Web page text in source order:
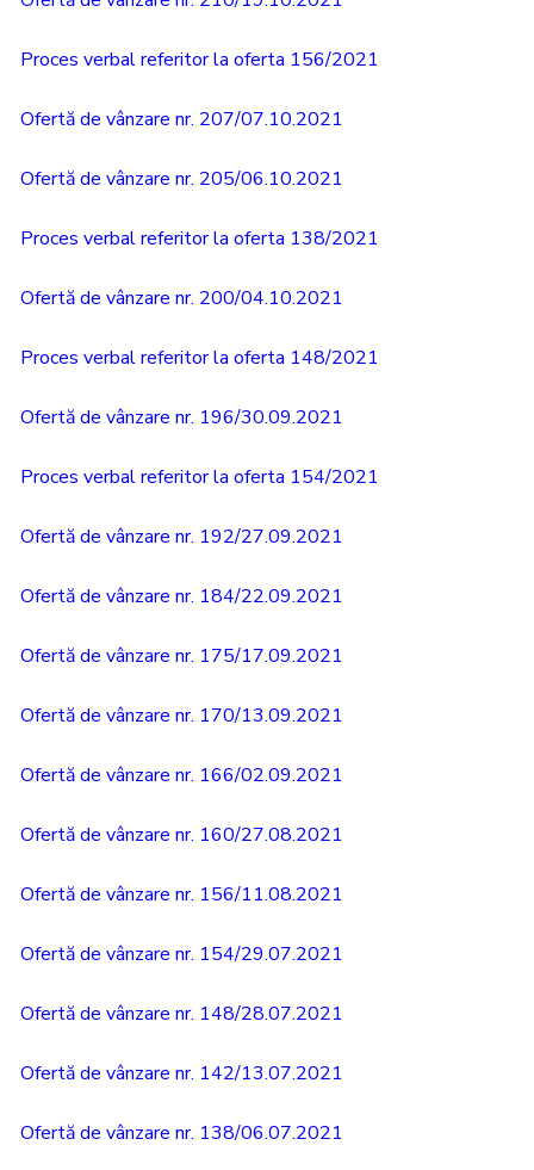
Proces verbal referitor la oferta 156/2021
Ofertă de vânzare nr. 207/07.10.2021
Ofertă de vânzare nr. 205/06.10.2021
Proces verbal referitor la oferta 138/2021
Ofertă de vânzare nr. 200/04.10.2021
Proces verbal referitor la oferta 148/2021
Ofertă de vânzare nr. 196/30.09.2021
Proces verbal referitor la oferta 154/2021
Ofertă de vânzare nr. 192/27.09.2021
Ofertă de vânzare nr. 184/22.09.2021
Ofertă de vânzare nr. 175/17.09.2021
Ofertă de vânzare nr. 170/13.09.2021
Ofertă de vânzare nr. 166/02.09.2021
Ofertă de vânzare nr. 160/27.08.2021
Ofertă de vânzare nr. 156/11.08.2021
Ofertă de vânzare nr. 154/29.07.2021
Ofertă de vânzare nr. 148/28.07.2021
Ofertă de vânzare nr. 142/13.07.2021
Ofertă de vânzare nr. 138/06.07.2021